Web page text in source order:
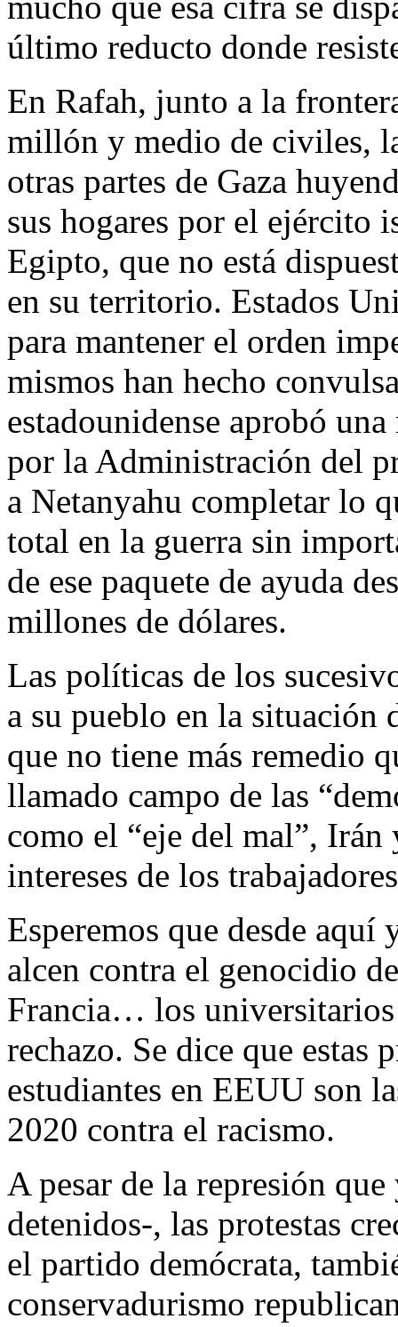
último reducto donde
En Rafah, junto a la
millón y medio de civiles,
otras partes de Gaza
sus hogares por el ejército
Egipto, que no está
en su territorio. Estados
para mantener el orden
mismos han hecho
estadounidense aprobó
por la Administración del
a Netanyahu completar lo
total en la guerra sin
de ese paquete de ayuda
millones de dólares.
Las políticas de los
a su pueblo en la situación
que no tiene más remedio
llamado campo de las
como el “eje del mal”, Irán
intereses de los
Esperemos que desde aquí
alcen contra el genocidio
Francia… los universitarios
rechazo. Se dice que estas
estudiantes en EEUU son
2020 contra el racismo.
A pesar de la represión
detenidos-, las protestas
el partido demócrata,
conservadurismo